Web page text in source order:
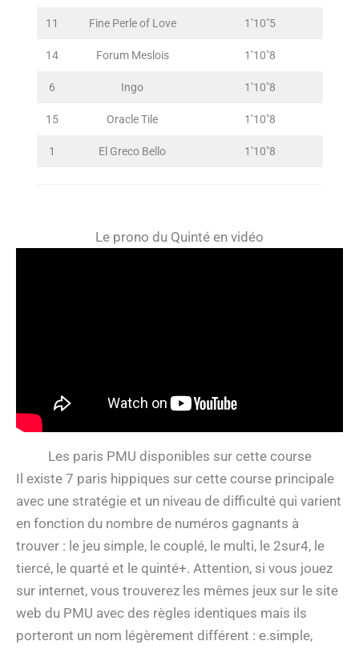
11 Fine Perle of Love 1’10″5
14 Forum Meslois 1’10″8
6 Ingo 1’10″8
15 Oracle Tile 1’10″8
1 El Greco Bello 1’10″8
Le prono du Quinté en vidéo
Les paris PMU disponibles sur cette course
Il existe 7 paris hippiques sur cette course principale
avec une stratégie et un niveau de difficulté qui varient
en fonction du nombre de numéros gagnants à
trouver : le jeu simple, le couplé, le multi, le 2sur4, le
tiercé, le quarté et le quinté+. Attention, si vous jouez
sur internet, vous trouverez les mêmes jeux sur le site
web du PMU avec des règles identiques mais ils
porteront un nom légèrement différent : e.simple,